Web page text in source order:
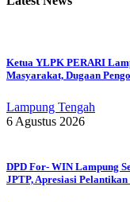
Ketua YLPK PERARI
Masyarakat, Dugaan
Lampung Tengah
6 Agustus 2026
DPD For- WIN Lampung
JPTP, Apresiasi